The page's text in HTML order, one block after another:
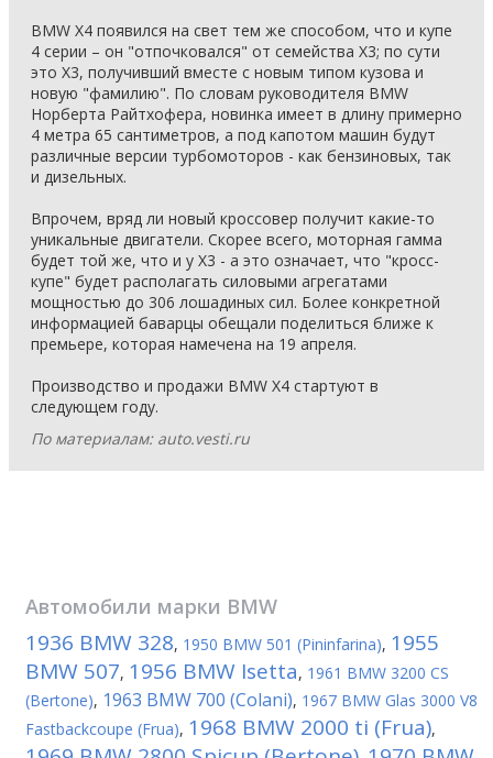
BMW X4 появился на свет тем же способом, что и купе
4 серии – он "отпочковался" от семейства X3; по сути
это X3, получивший вместе с новым типом кузова и
новую "фамилию". По словам руководителя BMW
Норберта Райтхофера, новинка имеет в длину примерно
4 метра 65 сантиметров, а под капотом машин будут
различные версии турбомоторов - как бензиновых, так
и дизельных.
Впрочем, вряд ли новый кроссовер получит какие-то
уникальные двигатели. Скорее всего, моторная гамма
будет той же, что и у X3 - а это означает, что "кросс-
купе" будет располагать силовыми агрегатами
мощностью до 306 лошадиных сил. Более конкретной
информацией баварцы обещали поделиться ближе к
премьере, которая намечена на 19 апреля.
Производство и продажи BMW X4 стартуют в
следующем году.
По материалам: auto.vesti.ru
Автомобили марки BMW
1936 BMW 328, 1950 BMW 501 (Pininfarina), 1955
BMW 507, 1956 BMW Isetta, 1961 BMW 3200 CS
(Bertone), 1963 BMW 700 (Colani), 1967 BMW Glas 3000 V8
Fastbackcoupe (Frua), 1968 BMW 2000 ti (Frua),